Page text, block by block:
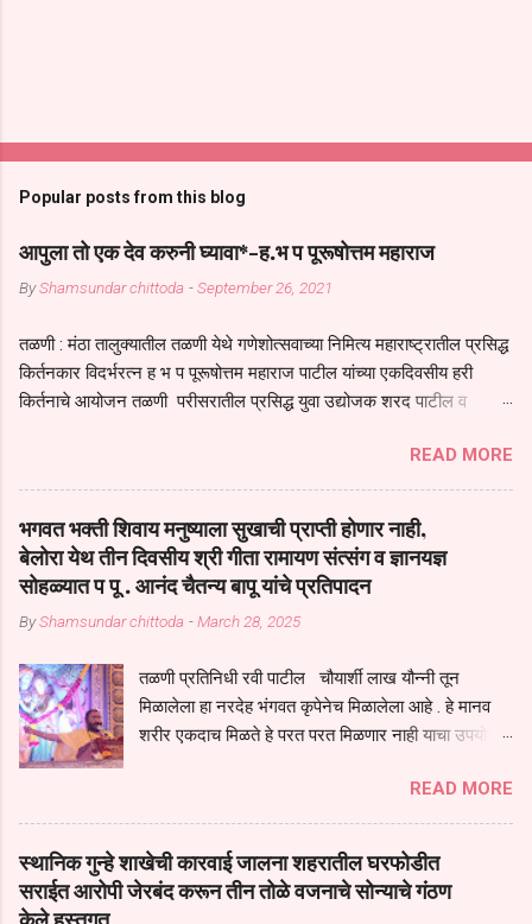
Popular posts from this blog
आपुला तो एक देव करुनी घ्यावा*-ह.भ प पूरूषोत्तम महाराज
ByShamsundar chittoda -September 26, 2021
तळणी : मंठा तालुक्यातील तळणी येथे गणेशोत्सवाच्या निमित्य महाराष्ट्रातील प्रसिद्ध
किर्तनकार विदर्भरत्न ह भ प पूरूषोत्तम महाराज पाटील यांच्या एकदिवसीय हरी
किर्तनाचे आयोजन तळणी परीसरातील प्रसिद्ध युवा उद्योजक शरद पाटील व
तुकाराम महाराज यांच्या *आपुला तो एक देव करुनी घ्यावा* *तेणे विन जिवा सुख
नोहे* *येरती माईक दुःखाची जनीती* *नाही आदी अंती अवसान* या अभंगावर
सुंदर निरूपण केले सध्य स्थितीचा काळ हा मानव जातीच्या परीक्षेचा काळ आहे
धर्ममंडपात बसलेली लोक ही खरच भाग्यवान आहेत कोरोना सारख्या महामारीत आपंण
जिवंत आहोत या महामारीतून जर आपल्याला वाचायचे असेल तर धार्मीक विचाराचा
आधार आपल्याला घ्यावाच लागेल महामारीच्या काळात वारकरी सप्रदायच खूप मोठा
आधार आहे सध्य स्थितीत मानव जातीची मानसीक अवस्था सक्षम असणे गरजेचे आहे
सगळ्याना करून दीली आहे मनुष्याच्या आयुष्यातील नामसाधना ही त्याच्यासाठी खूप
मोठा आधार असते परतू आज काल तीच साधना करण्याचा आळस आ...
READ MORE
भगवत भक्ती शिवाय मनुष्याला सुखाची प्राप्ती होणार नाही,
बेलोरा येथ तीन दिवसीय श्री गीता रामायण संत्संग व ज्ञानयज्ञ
सोहळ्यात प पू . आनंद चैतन्य बापू यांचे प्रतिपादन
ByShamsundar chittoda -March 28, 2025
तळणी प्रतिनिधी रवी पाटील चौयार्शी लाख यौन्नी तून
मिळालेला हा नरदेह भंगवत कृपेनेच मिळालेला आहे . हे मानव
शरीर एकदाच मिळते हे परत परत मिळणार नाही याचा उपयोग
संचय सारखे असतील तेव्हाच मनुष्य जन्म मिळतो . . परतू
पुण्याचा संचय जर जास्त असेल तर तुम्हाला स्वर्गातील देवत्व
प्राप्त झाल्याशिवाय राहणार नाही . मानव शरीर हे हिर्यापेक्षा
अनमोल आहे त्या शरिराला इंतर सुंगधाचे व्यसन लागण्यापेक्षा
भगवत भंक्ती चे व व्यसन लावा म्हणजे या नरदेहाचा उपयोग
READ MORE
स्थानिक गुन्हे शाखेची कारवाई जालना शहरातील घरफोडीत
सराईत आरोपी जेरबंद करून तीन तोळे वजनाचे सोन्याचे गंठण